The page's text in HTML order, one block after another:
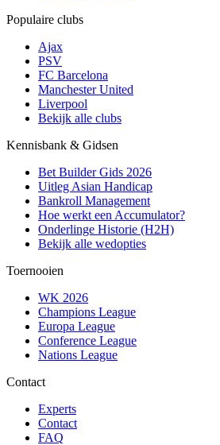
Populaire clubs
Ajax
PSV
FC Barcelona
Manchester United
Liverpool
Bekijk alle clubs
Kennisbank & Gidsen
Bet Builder Gids 2026
Uitleg Asian Handicap
Bankroll Management
Hoe werkt een Accumulator?
Onderlinge Historie (H2H)
Bekijk alle wedopties
Toernooien
WK 2026
Champions League
Europa League
Conference League
Nations League
Contact
Experts
Contact
FAQ